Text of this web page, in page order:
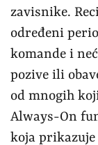
zavisnike.
određeni
komande i
pozive ili
od mnogih
Always-On
koja